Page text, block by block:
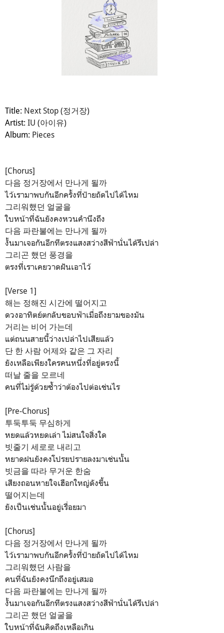
Title: Next Stop (정거장)
Artist: IU (아이유)
Album: Pieces
[Chorus]
다음 정거장에서 만나게 될까
ไว้เรามาพบกันอีกครั้งที่ป้ายถัดไปได้ไหม
그리워했던 얼굴을
ใบหน้าที่ฉันยังคงหวนคำนึงถึง
다음 파란불에는 만나게 될까
งั้นมาเจอกันอีกทีตรงแสงสว่างสีฟ้านั่นได้รึเปล่า
그리곤 했던 풍경을
ตรงที่เราเคยวาดฝันเอาไว้
[Verse 1]
해는 정해진 시간에 떨어지고
ดวงอาทิตย์ตกลับขอบฟ้าเมื่อถึงยามของมัน
거리는 비어 가는데
แต่ถนนสายนี้ว่างเปล่าไปเสียแล้ว
단 한 사람 어제와 같은 그 자리
ยังเหลือเพียงใครคนหนึ่งที่อยู่ตรงนี้
떠날 줄을 모르네
คนที่ไม่รู้ด้วยซ้ำว่าต้องไปต่อเช่นไร
[Pre-Chorus]
투둑투둑 무심하게
หยดแล้วหยดเล่า ไม่สนใจสิ่งใด
빗줄기 세로로 내리고
หยาดฝนยังคงโปรยปรายลงมาเช่นนั้น
빗금을 따라 무거운 한숨
เสียงถอนหายใจเฮือกใหญ่ดังขึ้น
떨어지는데
ยังเป็นเช่นนั้นอยู่เรื่อยมา
[Chorus]
다음 정거장에서 만나게 될까
ไว้เรามาพบกันอีกครั้งที่ป้ายถัดไปได้ไหม
그리워했던 사람을
คนที่ฉันยังคงนึกถึงอยู่เสมอ
다음 파란불에는 만나게 될까
งั้นมาเจอกันอีกทีตรงแสงสว่างสีฟ้านั่นได้รึเปล่า
그리곤 했던 얼굴을
ใบหน้าที่ฉันคิดถึงเหลือเกิน